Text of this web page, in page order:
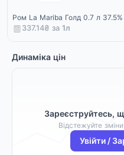
Ром La Mariba Голд 0.7 л
337.14₴ за 1л
Динаміка цін
Зареєструйтесь,
Відстежуйте
Увійти /